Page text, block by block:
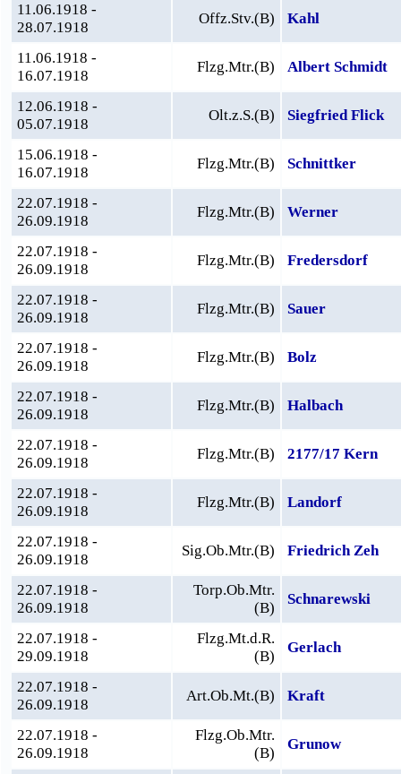
11.06.1918 -
28.07.1918
Offz.Stv.(B) Kahl
11.06.1918 -
16.07.1918
Flzg.Mtr.(B) Albert Schmidt
12.06.1918 -
05.07.1918
Olt.z.S.(B) Siegfried Flick
15.06.1918 -
16.07.1918
Flzg.Mtr.(B) Schnittker
22.07.1918 -
26.09.1918
Flzg.Mtr.(B) Werner
22.07.1918 -
26.09.1918
Flzg.Mtr.(B) Fredersdorf
22.07.1918 -
26.09.1918
Flzg.Mtr.(B) Sauer
22.07.1918 -
26.09.1918
Flzg.Mtr.(B) Bolz
22.07.1918 -
26.09.1918
Flzg.Mtr.(B) Halbach
22.07.1918 -
26.09.1918
Flzg.Mtr.(B) 2177/17 Kern
22.07.1918 -
26.09.1918
Flzg.Mtr.(B) Landorf
22.07.1918 -
26.09.1918
Sig.Ob.Mtr.(B) Friedrich Zeh
22.07.1918 -
26.09.1918
Torp.Ob.Mtr.
(B)
Schnarewski
22.07.1918 -
29.09.1918
Flzg.Mt.d.R.
(B)
Gerlach
22.07.1918 -
26.09.1918
Art.Ob.Mt.(B) Kraft
22.07.1918 -
26.09.1918
Flzg.Ob.Mtr.
(B)
Grunow